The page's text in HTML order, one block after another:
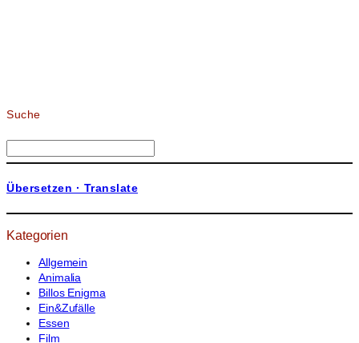
Suche
u
h
Übersetzen · Translate
Kategorien
Allgemein
Animalia
Billos Enigma
Ein&Zufälle
Essen
Film